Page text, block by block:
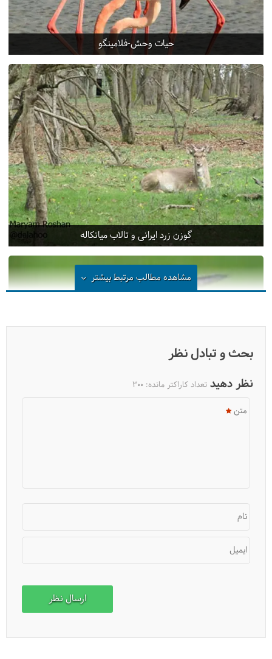
حیات وحش-فلامینگو
گوزن زرد ایرانی و تالاب میانکاله
مشاهده مطالب مرتبطبیشتر
بحث و تبادل نظر
نظر دهید تعداد کاراکتر مانده: 300
متن
نام
ایمیل